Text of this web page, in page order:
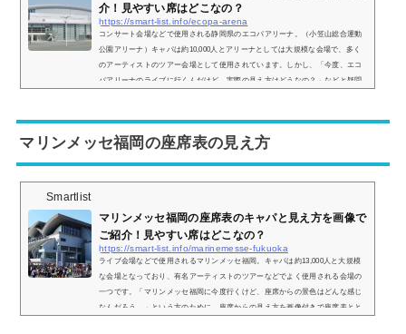
介！見やすい席はどこなの？
https://smart-list.info/ecopa-arena
コンサート会場などで使用される静岡県のエコパアリーナ。（小笠山総合運動
公園アリーナ）キャパは約10,000人とアリーナとしては大規模な会場で、多く
のアーティストのツアー会場として使用されています。しかし、「今度、エコ
パアリーナのライブに行くんだけど、実際の見え方はどうなの？」などと疑問
パアリ...
マリンメッセ福岡の座席表の見え方
Smartlist
マリンメッセ福岡の座席表のキャパと見え方を画像で
ご紹介！見やすい席はどこなの？
https://smart-list.info/marinemesse-fukuoka
ライブ会場などで使用されるマリンメッセ福岡。キャパは約13,000人と大規模
な会場となっており、有名アーティストのツアーなどでよく使用される会場の
一つです。「マリンメッセ福岡に今度行くけど、座席からの景色はどんな感じ
なんだろう…」という方のために、座席からの見え方を画像付きで座席表とと